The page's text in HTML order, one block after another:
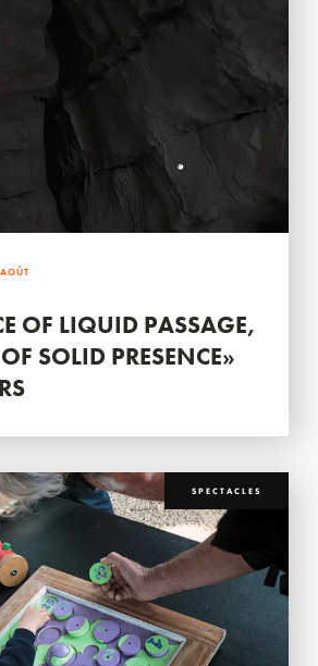
OF LIQUID PASSAGE,
SOLID PRESENCE»
SPECTACLES